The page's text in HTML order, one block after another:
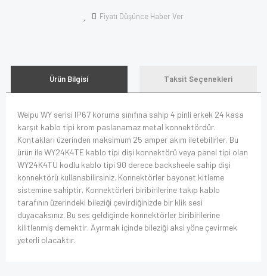
Fiyatı Düşünce Haber Ver
Ürün Bilgisi Taksit Seçenekleri
Weipu WY serisi IP67 koruma sınıfına sahip 4 pinli erkek 24 kasa
karşıt kablo tipi krom paslanamaz metal konnektördür.
Kontakları üzerinden maksimum 25 amper akım iletebilirler. Bu
ürün ile WY24K4TE kablo tipi dişi konnektörü veya panel tipi olan
WY24K4TU kodlu kablo tipi 90 derece backsheele sahip dişi
konnektörü kullanabilirsiniz. Konnektörler bayonet kitleme
sistemine sahiptir. Konnektörleri biribirilerine takıp kablo
tarafının üzerindeki bileziği çevirdiğinizde bir klik sesi
duyacaksınız. Bu ses geldiginde konnektörler biribirilerine
kilitlenmiş demektir. Ayırmak içinde bileziği aksi yöne çevirmek
yeterli olacaktır.